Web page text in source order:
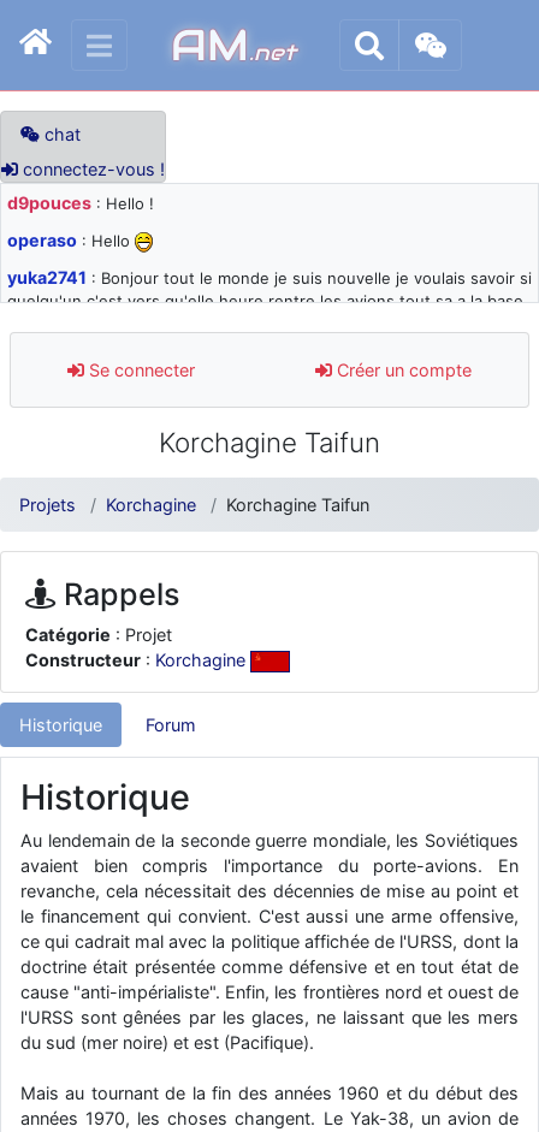
AM.net
chat
connectez-vous !
d9pouces : Hello !
operaso : Hello
yuka2741 : Bonjour tout le monde je suis nouvelle je voulais savoir si
quelqu'un c'est vers qu'elle heure rentre les avions tout sa a la base
d9pouces: désolé pour les quelques blocages du site ces derniers
jours : je teste des méthodes contre le spam et les bots trop nocifs
: Super, la nouvelle bannière
d9pouces
: je suis un avion@,._,+ > lesquels ? je ne suis pas sûr de
comprendre
d9pouces: ouakamois > si tu parles du sujet sur l'Armée de l'Air,
bien sûr que oui !
je suis un avion@,._,+
moi et quelques avions n'ont pas les mêmes noms qu'aujourd'hui
: Bonjourà toutes et à tous.en espérantque ces
quelques images du Pays Basque vous auront plu ; Agur…
d9pouces: Je me rattraperai à la Ferté samedi
fox_50: Bonjour, certains parmis vous étaient-ils présent au
meeting de Lann Bihoué de 2026 ?
cachée dans les pins: Coucou et excellente année 2026 à tous et
au site!
jericho: Bonne année et tous mes meilleurs voeux à tous pour
2026 !
little boy: je vous souhaite un bon réveillon pour cette nouvelle
année!
jericho: Merci D9pouces, à mon tour de souhaiter un Joyeux Noël
d9pouces: Joyeux Noël à tous !
Se connecter Créer un compte
Korchagine Taifun
Projets Korchagine Korchagine Taifun
Rappels
Catégorie : Projet
Constructeur : Korchagine
Historique Forum
Historique
Au lendemain de la seconde guerre mondiale, les Soviétiques
avaient bien compris l'importance du porte-avions. En
revanche, cela nécessitait des décennies de mise au point et
le financement qui convient. C'est aussi une arme offensive,
ce qui cadrait mal avec la politique affichée de l'URSS, dont la
doctrine était présentée comme défensive et en tout état de
cause "anti-impérialiste". Enfin, les frontières nord et ouest de
l'URSS sont gênées par les glaces, ne laissant que les mers
du sud (mer noire) et est (Pacifique).
Mais au tournant de la fin des années 1960 et du début des
années 1970, les choses changent. Le Yak-38, un avion de